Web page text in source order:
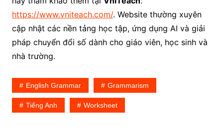
https://www.vniteach.com/. Website thường xuyên
cập nhật các nền tảng học tập, ứng dụng AI và giải
pháp chuyển đổi số dành cho giáo viên, học sinh và
nhà trường.
English Grammar Grammarism
Tiếng Anh Worksheet